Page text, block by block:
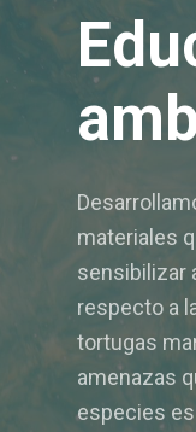
materiales
sensibilizar
respecto a
tortugas
amenazas
especies